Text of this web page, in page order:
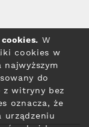
W
cookies w
najwyższym
do
z witryny bez
oznacza, że
urządzeniu